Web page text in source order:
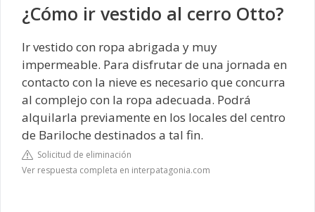
¿Cómo ir vestido al cerro Otto?
Ir vestido con ropa abrigada y muy
impermeable. Para disfrutar de una jornada en
contacto con la nieve es necesario que concurra
al complejo con la ropa adecuada. Podrá
alquilarla previamente en los locales del centro
de Bariloche destinados a tal fin.
Solicitud de eliminación
Ver respuesta completa en interpatagonia.com